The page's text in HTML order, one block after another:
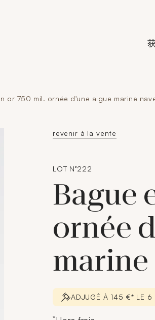
Paris
or 750 mil. ornée d'une aigue marine
revenir à la vente
LOT N°222
Bague
ornée
marine
ADJUGÉ À 145 €* LE 6
*